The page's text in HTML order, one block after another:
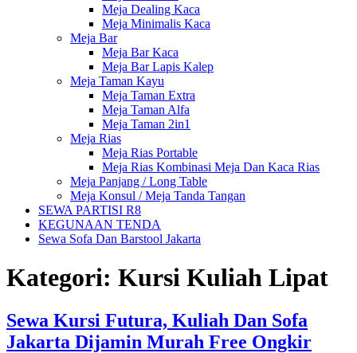
Meja Dealing Kaca
Meja Minimalis Kaca
Meja Bar
Meja Bar Kaca
Meja Bar Lapis Kalep
Meja Taman Kayu
Meja Taman Extra
Meja Taman Alfa
Meja Taman 2in1
Meja Rias
Meja Rias Portable
Meja Rias Kombinasi Meja Dan Kaca Rias
Meja Panjang / Long Table
Meja Konsul / Meja Tanda Tangan
SEWA PARTISI R8
KEGUNAAN TENDA
Sewa Sofa Dan Barstool Jakarta
Kategori: Kursi Kuliah Lipat
Sewa Kursi Futura, Kuliah Dan Sofa
Jakarta Dijamin Murah Free Ongkir